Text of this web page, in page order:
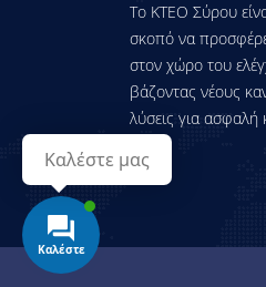
Τo KTEO Σύρου
σκοπό να
στον χώρο του
βάζοντας νέους
λύσεις για ασφαλή
Καλέστε
Καλέστε μας